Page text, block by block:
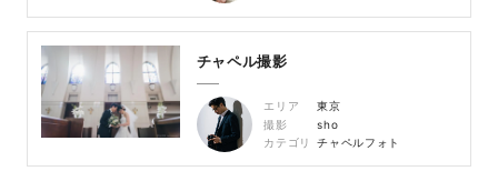
チャペル撮影
エリア
東京
撮影
sho
カテゴリ
チャペルフォト